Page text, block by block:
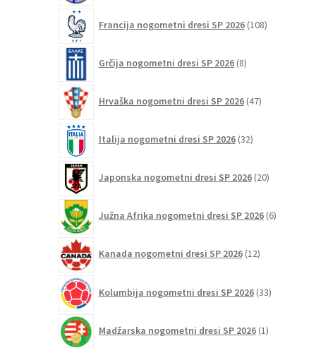
Francija nogometni dresi SP 2026 108izdelkov
Grčija nogometni dresi SP 2026 8izdelkov
Hrvaška nogometni dresi SP 2026 47izdelkov
Italija nogometni dresi SP 2026 32izdelkov
Japonska nogometni dresi SP 2026 20izdelkov
Južna Afrika nogometni dresi SP 2026 6izdelkov
Kanada nogometni dresi SP 2026 12izdelkov
Kolumbija nogometni dresi SP 2026 33izdelkov
Madžarska nogometni dresi SP 2026 1izdelek